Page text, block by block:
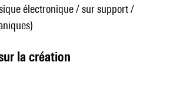
électronique / sur support /
la création